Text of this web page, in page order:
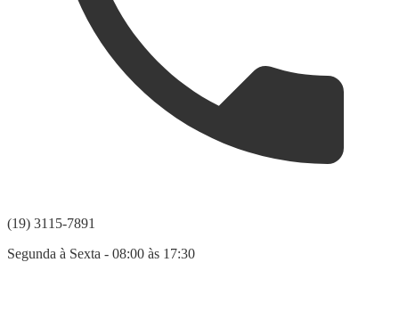
(19) 3115-7891
Segunda à Sexta - 08:00 às 17:30